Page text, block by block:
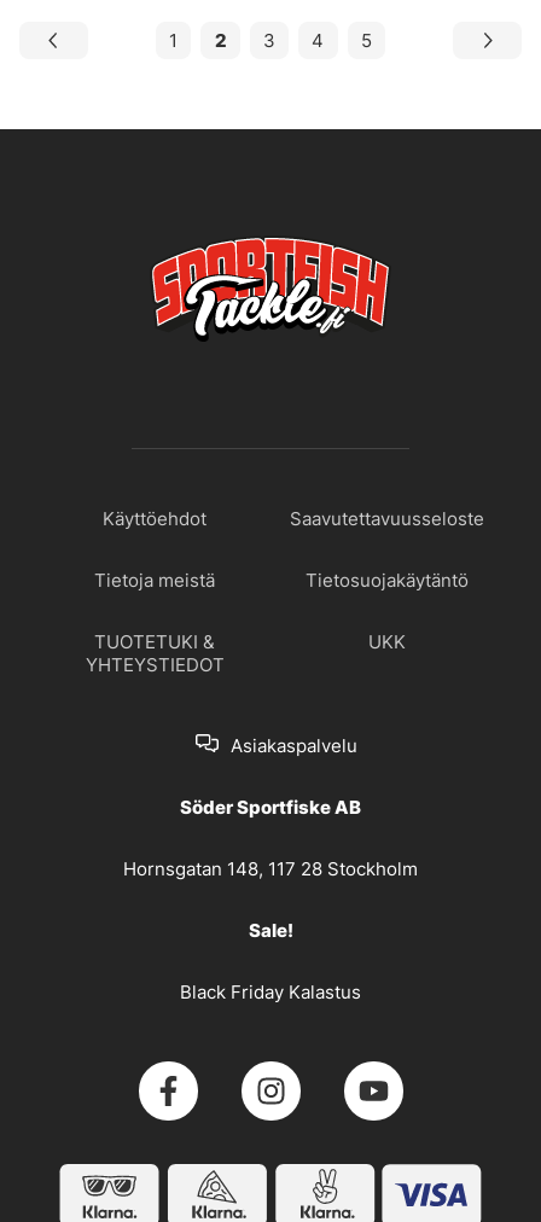
1 2 3 4 5
Käyttöehdot Saavutettavuusseloste
Tietoja meistä Tietosuojakäytäntö
TUOTETUKI &
YHTEYSTIEDOT
UKK
Asiakaspalvelu
Söder Sportfiske AB
Hornsgatan 148, 117 28 Stockholm
Sale!
Black Friday Kalastus